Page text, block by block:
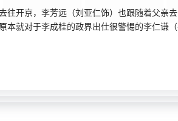
开京，李芳远（刘亚仁饰）也跟随着父亲
本就对于李成桂的政界出仕很警惕的李仁谦